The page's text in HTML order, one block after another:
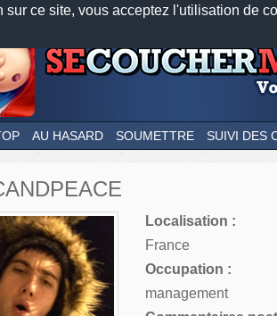
sur ce site, vous acceptez l'utilisation deNos
AU HASARD SOUMETTRE SUIVI DES
Localisation :
France
Occupation :
management